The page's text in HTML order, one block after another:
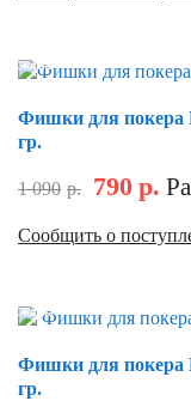
Скидка
Фишки для покера
гр.
1 090 р. 790 р.
Сообщить о
Скидка
Фишки для покера
гр.